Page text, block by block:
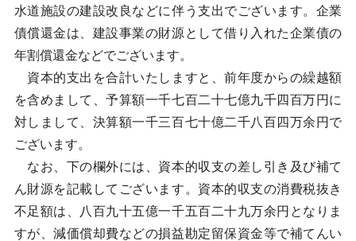
水道施設の建設改良などに伴う支出でございます。企業
債償還金は、建設事業の財源として借り入れた企業債の
年割償還金などでございます。
資本的支出を合計いたしますと、前年度からの繰越額
を含めまして、予算額一千七百二十七億九千四百万円に
対しまして、決算額一千三百七十億二千八百四万余円で
ございます。
なお、下の欄外には、資本的収支の差し引き及び補て
ん財源を記載してございます。資本的収支の消費税抜き
不足額は、八百九十五億一千五百二十九万余円となりま
すが、減価償却費などの損益勘定留保資金等で補てんい